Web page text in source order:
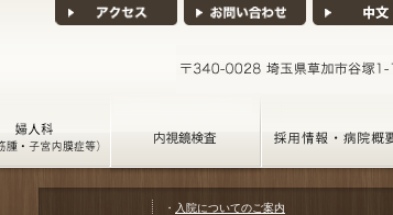
・ 入院についてのご案内